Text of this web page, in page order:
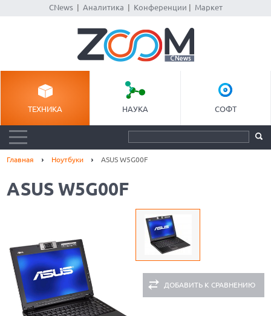
CNews| Аналитика Конференции Маркет
ТЕХНИКА НАУКА СОФТ
Главная Ноутбуки ASUS W5G00F
ASUS W5G00F
ДОБАВИТЬ К СРАВНЕНИЮ